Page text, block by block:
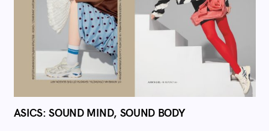
ASICS: SOUND MIND, SOUND BODY